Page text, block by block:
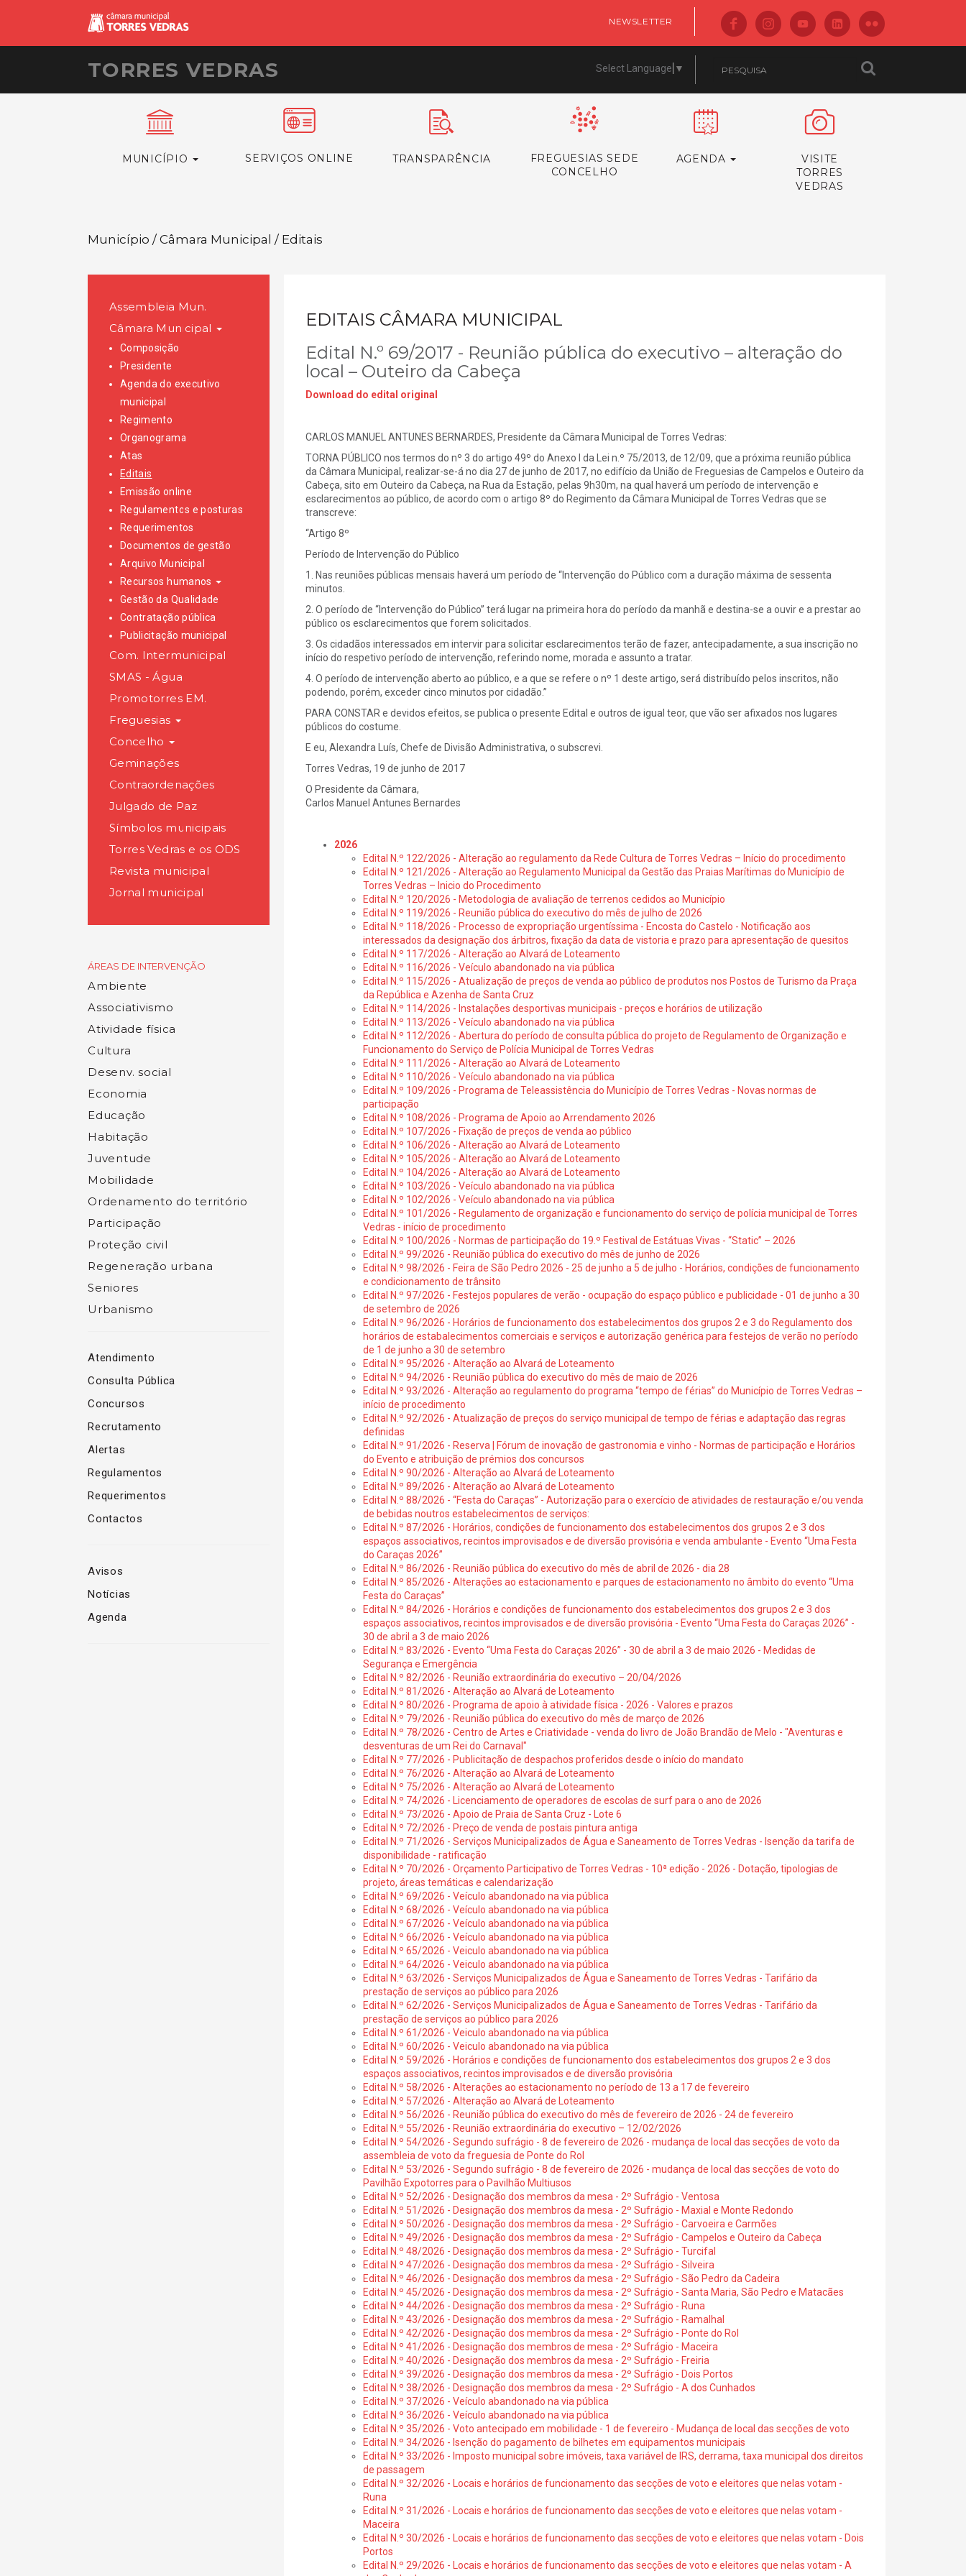
NEWSLETTER
TORRES VEDRAS Select Language ▼
MUNICÍPIO SERVIÇOS ONLINE TRANSPARÊNCIA
FREGUESIAS SEDE
CONCELHO
AGENDA
VISITE
TORRES
VEDRAS
Município / Câmara Municipal / Editais
Assembleia Mun.
Câmara Municipal
Composição
Presidente
Agenda do executivo
municipal
Regimento
Organograma
Atas
Editais
Emissão online
Regulamentos e posturas
Requerimentos
Documentos de gestão
Arquivo Municipal
Recursos humanos
Gestão da Qualidade
Contratação pública
Publicitação municipal
Com. Intermunicipal
SMAS - Água
Promotorres EM.
Freguesias
Concelho
Geminações
Contraordenações
Julgado de Paz
Símbolos municipais
Torres Vedras e os ODS
Revista municipal
Jornal municipal
ÁREAS DE INTERVENÇÃO
Ambiente
Associativismo
Atividade física
Cultura
Desenv. social
Economia
Educação
Habitação
Juventude
Mobilidade
Ordenamento do território
Participação
Proteção civil
Regeneração urbana
Seniores
Urbanismo
Atendimento
Consulta Pública
Concursos
Recrutamento
Alertas
Regulamentos
Requerimentos
Contactos
Avisos
Notícias
Agenda
EDITAIS CÂMARA MUNICIPAL
Edital N.º 69/2017 - Reunião pública do executivo – alteração do
local – Outeiro da Cabeça
Download do edital original
CARLOS MANUEL ANTUNES BERNARDES, Presidente da Câmara Municipal de Torres Vedras:
TORNA PÚBLICO nos termos do nº 3 do artigo 49º do Anexo I da Lei n.º 75/2013, de 12/09, que a próxima reunião pública
da Câmara Municipal, realizar-se-á no dia 27 de junho de 2017, no edifício da União de Freguesias de Campelos e Outeiro da
Cabeça, sito em Outeiro da Cabeça, na Rua da Estação, pelas 9h30m, na qual haverá um período de intervenção e
esclarecimentos ao público, de acordo com o artigo 8º do Regimento da Câmara Municipal de Torres Vedras que se
transcreve:
“Artigo 8º
Período de Intervenção do Público
1. Nas reuniões públicas mensais haverá um período de “Intervenção do Público com a duração máxima de sessenta
minutos.
2. O período de “Intervenção do Público” terá lugar na primeira hora do período da manhã e destina-se a ouvir e a prestar ao
público os esclarecimentos que forem solicitados.
3. Os cidadãos interessados em intervir para solicitar esclarecimentos terão de fazer, antecipadamente, a sua inscrição no
início do respetivo período de intervenção, referindo nome, morada e assunto a tratar.
4. O período de intervenção aberto ao público, e a que se refere o nº 1 deste artigo, será distribuído pelos inscritos, não
podendo, porém, exceder cinco minutos por cidadão.”
PARA CONSTAR e devidos efeitos, se publica o presente Edital e outros de igual teor, que vão ser afixados nos lugares
públicos do costume.
E eu, Alexandra Luís, Chefe de Divisão Administrativa, o subscrevi.
Torres Vedras, 19 de junho de 2017
O Presidente da Câmara,
Carlos Manuel Antunes Bernardes
2026
Edital N.º 122/2026 - Alteração ao regulamento da Rede Cultura de Torres Vedras – Início do procedimento
Edital N.º 121/2026 - Alteração ao Regulamento Municipal da Gestão das Praias Marítimas do Município de
Torres Vedras – Inicio do Procedimento
Edital N.º 120/2026 - Metodologia de avaliação de terrenos cedidos ao Município
Edital N.º 119/2026 - Reunião pública do executivo do mês de julho de 2026
Edital N.º 118/2026 - Processo de expropriação urgentíssima - Encosta do Castelo - Notificação aos
interessados da designação dos árbitros, fixação da data de vistoria e prazo para apresentação de quesitos
Edital N.º 117/2026 - Alteração ao Alvará de Loteamento
Edital N.º 116/2026 - Veículo abandonado na via pública
Edital N.º 115/2026 - Atualização de preços de venda ao público de produtos nos Postos de Turismo da Praça
da República e Azenha de Santa Cruz
Edital N.º 114/2026 - Instalações desportivas municipais - preços e horários de utilização
Edital N.º 113/2026 - Veículo abandonado na via pública
Edital N.º 112/2026 - Abertura do período de consulta pública do projeto de Regulamento de Organização e
Funcionamento do Serviço de Polícia Municipal de Torres Vedras
Edital N.º 111/2026 - Alteração ao Alvará de Loteamento
Edital N.º 110/2026 - Veículo abandonado na via pública
Edital N.º 109/2026 - Programa de Teleassistência do Município de Torres Vedras - Novas normas de
participação
Edital N.º 108/2026 - Programa de Apoio ao Arrendamento 2026
Edital N.º 107/2026 - Fixação de preços de venda ao público
Edital N.º 106/2026 - Alteração ao Alvará de Loteamento
Edital N.º 105/2026 - Alteração ao Alvará de Loteamento
Edital N.º 104/2026 - Alteração ao Alvará de Loteamento
Edital N.º 103/2026 - Veículo abandonado na via pública
Edital N.º 102/2026 - Veículo abandonado na via pública
Edital N.º 101/2026 - Regulamento de organização e funcionamento do serviço de polícia municipal de Torres
Vedras - início de procedimento
Edital N.º 100/2026 - Normas de participação do 19.º Festival de Estátuas Vivas - “Static” – 2026
Edital N.º 99/2026 - Reunião pública do executivo do mês de junho de 2026
Edital N.º 98/2026 - Feira de São Pedro 2026 - 25 de junho a 5 de julho - Horários, condições de funcionamento
e condicionamento de trânsito
Edital N.º 97/2026 - Festejos populares de verão - ocupação do espaço público e publicidade - 01 de junho a 30
de setembro de 2026
Edital N.º 96/2026 - Horários de funcionamento dos estabelecimentos dos grupos 2 e 3 do Regulamento dos
horários de estabalecimentos comerciais e serviços e autorização genérica para festejos de verão no período
de 1 de junho a 30 de setembro
Edital N.º 95/2026 - Alteração ao Alvará de Loteamento
Edital N.º 94/2026 - Reunião pública do executivo do mês de maio de 2026
Edital N.º 93/2026 - Alteração ao regulamento do programa “tempo de férias” do Município de Torres Vedras –
início de procedimento
Edital N.º 92/2026 - Atualização de preços do serviço municipal de tempo de férias e adaptação das regras
definidas
Edital N.º 91/2026 - Reserva | Fórum de inovação de gastronomia e vinho - Normas de participação e Horários
do Evento e atribuição de prémios dos concursos
Edital N.º 90/2026 - Alteração ao Alvará de Loteamento
Edital N.º 89/2026 - Alteração ao Alvará de Loteamento
Edital N.º 88/2026 - “Festa do Caraças” - Autorização para o exercício de atividades de restauração e/ou venda
de bebidas noutros estabelecimentos de serviços:
Edital N.º 87/2026 - Horários, condições de funcionamento dos estabelecimentos dos grupos 2 e 3 dos
espaços associativos, recintos improvisados e de diversão provisória e venda ambulante - Evento “Uma Festa
do Caraças 2026”
Edital N.º 86/2026 - Reunião pública do executivo do mês de abril de 2026 - dia 28
Edital N.º 85/2026 - Alterações ao estacionamento e parques de estacionamento no âmbito do evento “Uma
Festa do Caraças”
Edital N.º 84/2026 - Horários e condições de funcionamento dos estabelecimentos dos grupos 2 e 3 dos
espaços associativos, recintos improvisados e de diversão provisória - Evento “Uma Festa do Caraças 2026” -
30 de abril a 3 de maio 2026
Edital N.º 83/2026 - Evento “Uma Festa do Caraças 2026” - 30 de abril a 3 de maio 2026 - Medidas de
Segurança e Emergência
Edital N.º 82/2026 - Reunião extraordinária do executivo – 20/04/2026
Edital N.º 81/2026 - Alteração ao Alvará de Loteamento
Edital N.º 80/2026 - Programa de apoio à atividade física - 2026 - Valores e prazos
Edital N.º 79/2026 - Reunião pública do executivo do mês de março de 2026
Edital N.º 78/2026 - Centro de Artes e Criatividade - venda do livro de João Brandão de Melo - "Aventuras e
desventuras de um Rei do Carnaval"
Edital N.º 77/2026 - Publicitação de despachos proferidos desde o início do mandato
Edital N.º 76/2026 - Alteração ao Alvará de Loteamento
Edital N.º 75/2026 - Alteração ao Alvará de Loteamento
Edital N.º 74/2026 - Licenciamento de operadores de escolas de surf para o ano de 2026
Edital N.º 73/2026 - Apoio de Praia de Santa Cruz - Lote 6
Edital N.º 72/2026 - Preço de venda de postais pintura antiga
Edital N.º 71/2026 - Serviços Municipalizados de Água e Saneamento de Torres Vedras - Isenção da tarifa de
disponibilidade - ratificação
Edital N.º 70/2026 - Orçamento Participativo de Torres Vedras - 10ª edição - 2026 - Dotação, tipologias de
projeto, áreas temáticas e calendarização
Edital N.º 69/2026 - Veículo abandonado na via pública
Edital N.º 68/2026 - Veículo abandonado na via pública
Edital N.º 67/2026 - Veículo abandonado na via pública
Edital N.º 66/2026 - Veículo abandonado na via pública
Edital N.º 65/2026 - Veiculo abandonado na via pública
Edital N.º 64/2026 - Veiculo abandonado na via pública
Edital N.º 63/2026 - Serviços Municipalizados de Água e Saneamento de Torres Vedras - Tarifário da
prestação de serviços ao público para 2026
Edital N.º 62/2026 - Serviços Municipalizados de Água e Saneamento de Torres Vedras - Tarifário da
prestação de serviços ao público para 2026
Edital N.º 61/2026 - Veiculo abandonado na via pública
Edital N.º 60/2026 - Veiculo abandonado na via pública
Edital N.º 59/2026 - Horários e condições de funcionamento dos estabelecimentos dos grupos 2 e 3 dos
espaços associativos, recintos improvisados e de diversão provisória
Edital N.º 58/2026 - Alterações ao estacionamento no período de 13 a 17 de fevereiro
Edital N.º 57/2026 - Alteração ao Alvará de Loteamento
Edital N.º 56/2026 - Reunião pública do executivo do mês de fevereiro de 2026 - 24 de fevereiro
Edital N.º 55/2026 - Reunião extraordinária do executivo – 12/02/2026
Edital N.º 54/2026 - Segundo sufrágio - 8 de fevereiro de 2026 - mudança de local das secções de voto da
assembleia de voto da freguesia de Ponte do Rol
Edital N.º 53/2026 - Segundo sufrágio - 8 de fevereiro de 2026 - mudança de local das secções de voto do
Pavilhão Expotorres para o Pavilhão Multiusos
Edital N.º 52/2026 - Designação dos membros da mesa - 2º Sufrágio - Ventosa
Edital N.º 51/2026 - Designação dos membros da mesa - 2º Sufrágio - Maxial e Monte Redondo
Edital N.º 50/2026 - Designação dos membros da mesa - 2º Sufrágio - Carvoeira e Carmões
Edital N.º 49/2026 - Designação dos membros da mesa - 2º Sufrágio - Campelos e Outeiro da Cabeça
Edital N.º 48/2026 - Designação dos membros da mesa - 2º Sufrágio - Turcifal
Edital N.º 47/2026 - Designação dos membros da mesa - 2º Sufrágio - Silveira
Edital N.º 46/2026 - Designação dos membros da mesa - 2º Sufrágio - São Pedro da Cadeira
Edital N.º 45/2026 - Designação dos membros da mesa - 2º Sufrágio - Santa Maria, São Pedro e Matacães
Edital N.º 44/2026 - Designação dos membros da mesa - 2º Sufrágio - Runa
Edital N.º 43/2026 - Designação dos membros da mesa - 2º Sufrágio - Ramalhal
Edital N.º 42/2026 - Designação dos membros da mesa - 2º Sufrágio - Ponte do Rol
Edital N.º 41/2026 - Designação dos membros de mesa - 2º Sufrágio - Maceira
Edital N.º 40/2026 - Designação dos membros da mesa - 2º Sufrágio - Freiria
Edital N.º 39/2026 - Designação dos membros da mesa - 2º Sufrágio - Dois Portos
Edital N.º 38/2026 - Designação dos membros da mesa - 2º Sufrágio - A dos Cunhados
Edital N.º 37/2026 - Veículo abandonado na via pública
Edital N.º 36/2026 - Veículo abandonado na via pública
Edital N.º 35/2026 - Voto antecipado em mobilidade - 1 de fevereiro - Mudança de local das secções de voto
Edital N.º 34/2026 - Isenção do pagamento de bilhetes em equipamentos municipais
Edital N.º 33/2026 - Imposto municipal sobre imóveis, taxa variável de IRS, derrama, taxa municipal dos direitos
de passagem
Edital N.º 32/2026 - Locais e horários de funcionamento das secções de voto e eleitores que nelas votam -
Runa
Edital N.º 31/2026 - Locais e horários de funcionamento das secções de voto e eleitores que nelas votam -
Maceira
Edital N.º 30/2026 - Locais e horários de funcionamento das secções de voto e eleitores que nelas votam - Dois
Portos
Edital N.º 29/2026 - Locais e horários de funcionamento das secções de voto e eleitores que nelas votam - A